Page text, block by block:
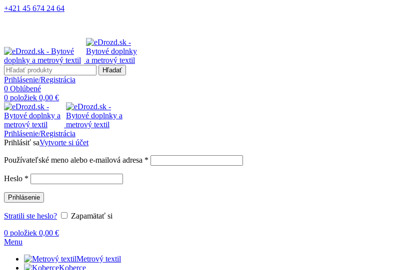
+421 45 674 24 64
Hľadať
Prihlásenie/Registrácia
0 Oblúbené
0 položiek 0,00 €
Prihlásenie/Registrácia
Prihlásiť saVytvorte si účet
Používateľské meno alebo e-mailová adresa *
Heslo *
Prihlásenie
Stratili ste heslo?
Zapamätať si
0 položiek 0,00 €
Menu
Metrový textil
Koberce